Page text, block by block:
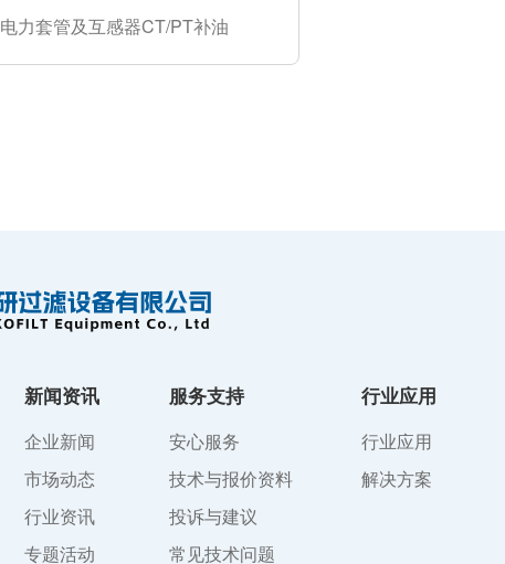
电力套管及互感器CT/PT补油
新闻资讯
企业新闻
市场动态
行业资讯
专题活动
服务支持
安心服务
技术与报价资料
投诉与建议
常见技术问题
行业应用
行业应用
解决方案